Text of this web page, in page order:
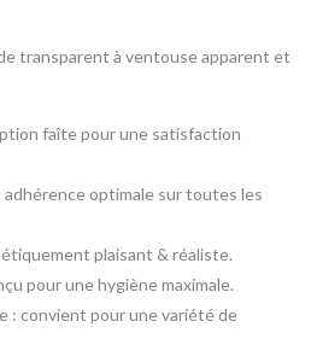
transparent à ventouse apparent et
faîte pour une satisfaction
optimale sur toutes les
plaisant & réaliste.
pour une hygiène maximale.
: convient pour une variété de